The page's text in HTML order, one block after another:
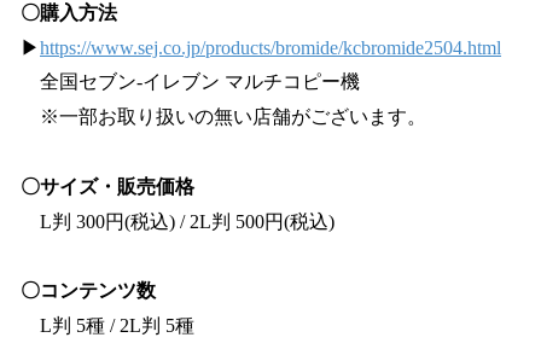
〇購入方法
▶https://www.sej.co.jp/products/bromide/kcbromide2504.html
全国セブン‐イレブン マルチコピー機
※一部お取り扱いの無い店舗がございます。
〇サイズ・販売価格
L判 300円(税込) / 2L判 500円(税込)
〇コンテンツ数
L判 5種 / 2L判 5種